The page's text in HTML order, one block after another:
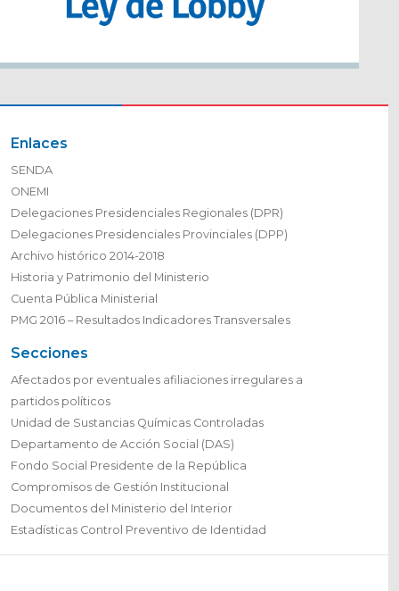
Enlaces
SENDA
ONEMI
Delegaciones Presidenciales Regionales (DPR)
Delegaciones Presidenciales Provinciales (DPP)
Archivo histórico 2014-2018
Historia y Patrimonio del Ministerio
Cuenta Pública Ministerial
PMG 2016 – Resultados Indicadores Transversales
Secciones
Afectados por eventuales afiliaciones irregulares a
partidos políticos
Unidad de Sustancias Químicas Controladas
Departamento de Acción Social (DAS)
Fondo Social Presidente de la República
Compromisos de Gestión Institucional
Documentos del Ministerio del Interior
Estadísticas Control Preventivo de Identidad